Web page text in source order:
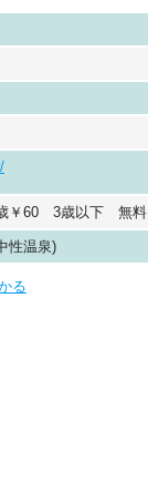
￥60 3歳以下 無料
性温泉)
る